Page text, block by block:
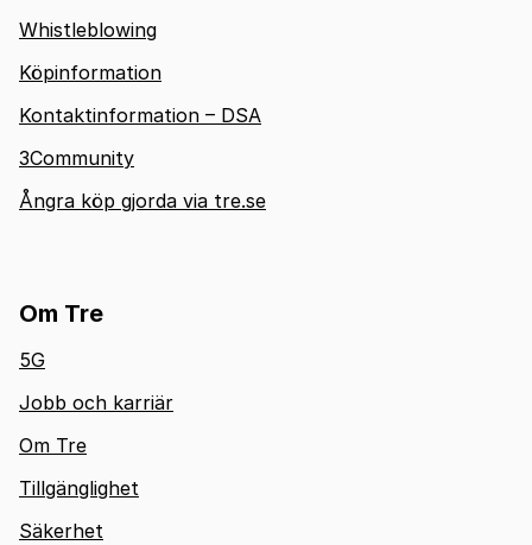
Whistleblowing
Köpinformation
Kontaktinformation – DSA
3Community
Ångra köp gjorda via tre.se
Om Tre
5G
Jobb och karriär
Om Tre
Tillgänglighet
Säkerhet